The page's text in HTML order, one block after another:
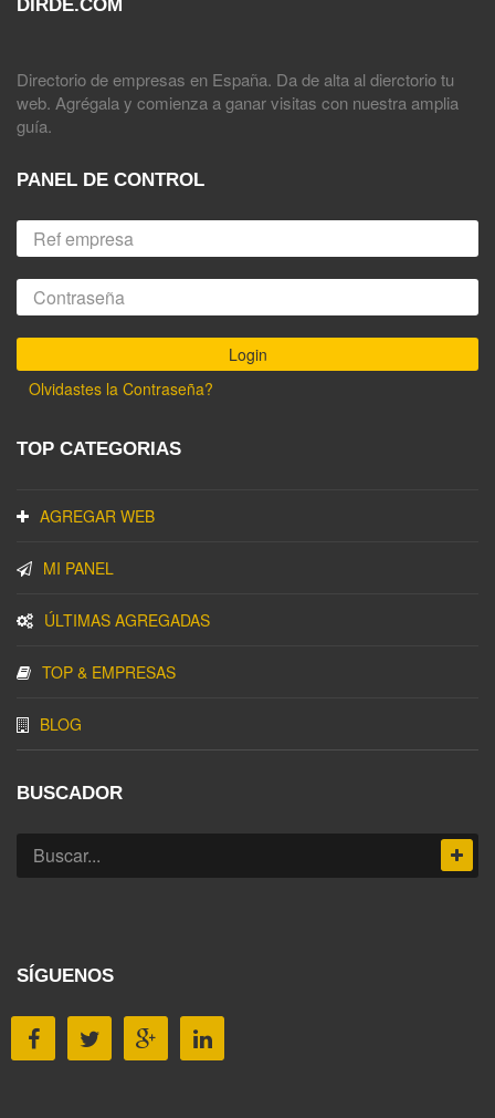
DIRDE.COM
Directorio de empresas en España. Da de alta al dierctorio tu
web. Agrégala y comienza a ganar visitas con nuestra amplia
guía.
PANEL DE CONTROL
Olvidastes la Contraseña?
TOP CATEGORIAS
AGREGAR WEB
MI PANEL
ÚLTIMAS AGREGADAS
TOP & EMPRESAS
BLOG
BUSCADOR
SÍGUENOS